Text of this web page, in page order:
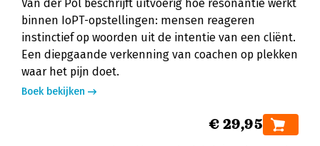
Van der Pol beschrijft uitvoerig hoe resonantie werkt
binnen IoPT-opstellingen: mensen reageren
instinctief op woorden uit de intentie van een cliënt.
Een diepgaande verkenning van coachen op plekken
waar het pijn doet.
Boek bekijken
€ 29,95